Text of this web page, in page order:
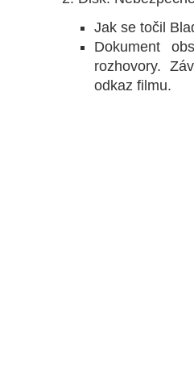
Jak se točil
Dokument
rozhovory.
odkaz filmu.